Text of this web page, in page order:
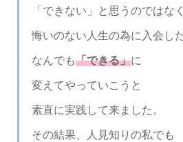
「できない」と思うのではなく
悔いのない人生の為に入会し
なんでも「できる」に
変えてやっていこうと
素直に実践して来ました。
その結果、人見知りの私でも